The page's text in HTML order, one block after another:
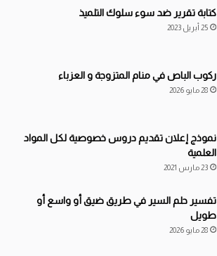
كتابة تقرير ضد سوء سلوك التلميذ
25 أبريل 2023
ركوب الباص في منام المتزوجة و العزباء
28 مايو 2026
نموذج إعلان تقديم دروس خصوصية لكل المواد
العلمية
23 مارس 2021
تفسير حلم السير في طريق ضيق أو واسع أو
طويل
28 مايو 2026